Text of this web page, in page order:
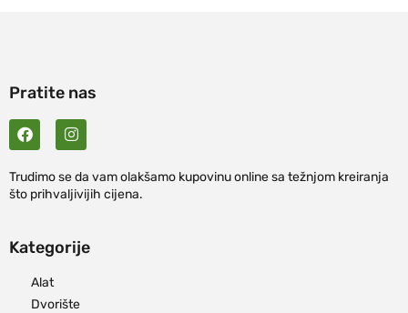
Pratite nas
Trudimo se da vam olakšamo kupovinu online sa težnjom kreiranja
što prihvaljivijih cijena.
Kategorije
Alat
Dvorište